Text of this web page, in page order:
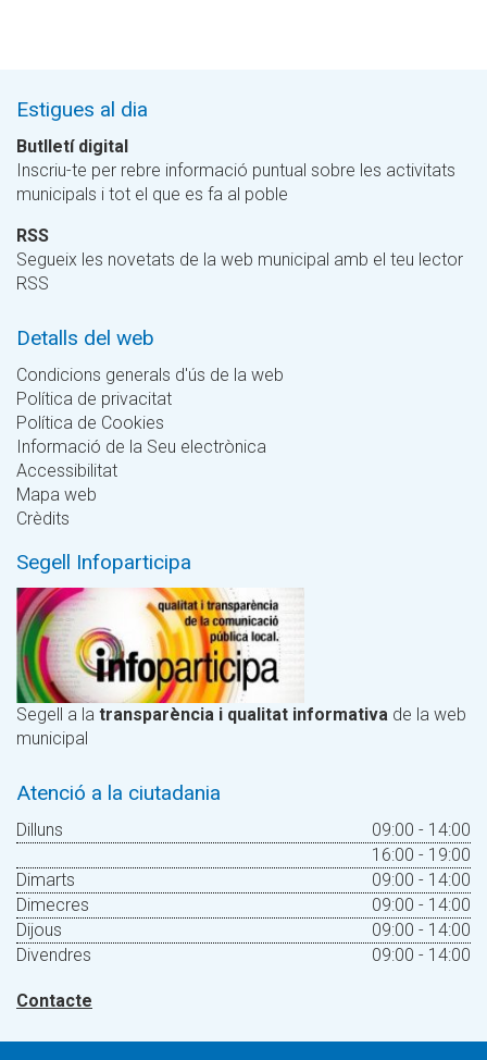
Estigues al dia
Butlletí digital
Inscriu-te per rebre informació puntual sobre les activitats
municipals i tot el que es fa al poble
RSS
Segueix les novetats de la web municipal amb el teu lector
RSS
Detalls del web
Condicions generals d'ús de la web
Política de privacitat
Política de Cookies
Informació de la Seu electrònica
Accessibilitat
Mapa web
Crèdits
Segell Infoparticipa
Segell a la transparència i qualitat informativa de la web
municipal
Atenció a la ciutadania
Dilluns
09:00 - 14:00
16:00 - 19:00
Dimarts
09:00 - 14:00
Dimecres
09:00 - 14:00
Dijous
09:00 - 14:00
Divendres
09:00 - 14:00
Contacte